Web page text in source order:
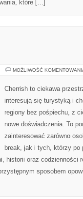
które […]
MOŻLIWOŚĆ
Cherrish to ciekawa
interesują się turystyką i
regiony bez pośpiechu, z
nowe doświadczenia. To
zainteresować zarówno
break, jak i tych, którzy po
historii oraz codzienności
sposobem